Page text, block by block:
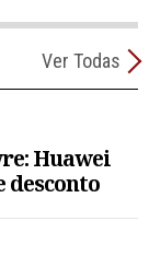
Ver Todas
Huawei
desconto